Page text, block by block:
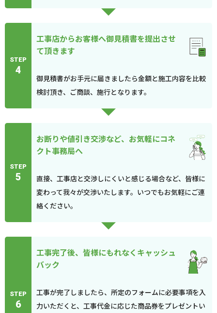
STEP
4
工事店からお客様へ御見積書を提出させ
て頂きます
御見積書がお手元に届きましたら金額と施工内容を比較
検討頂き、ご商談、施行となります。
STEP
5
お断りや値引き交渉など、お気軽にコネ
クト事務局へ
直接、工事店と交渉しにくいと感じる場合など、皆様に
変わって我々が交渉いたします。いつでもお気軽にご連
絡ください。
STEP
6
工事完了後、皆様にもれなくキャッシュ
バック
工事が完了しましたら、所定のフォームに必要事項を入
力いただくと、工事代金に応じた商品券をプレゼントい